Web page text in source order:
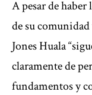
A pesar de haber
de su
Jones Huala
claramente de
fundamentos y